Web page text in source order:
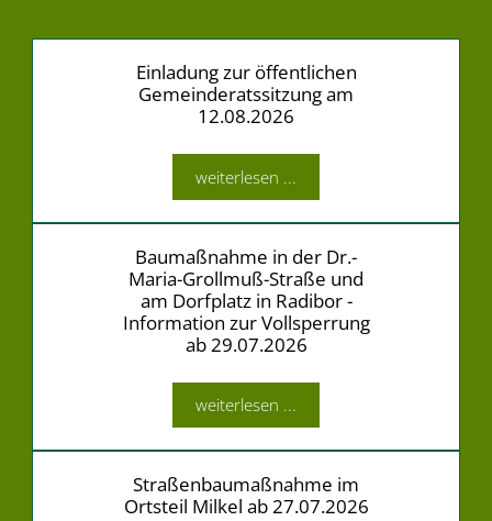
Einladung zur öffentlichen
Gemeinderatssitzung am
12.08.2026
weiterlesen ...
Baumaßnahme in der Dr.-
Maria-Grollmuß-Straße und
am Dorfplatz in Radibor -
Information zur Vollsperrung
ab 29.07.2026
weiterlesen ...
Straßenbaumaßnahme im
Ortsteil Milkel ab 27.07.2026